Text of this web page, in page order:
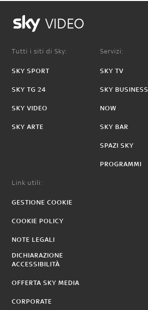
VIDEO
Tutti i siti di Sky:
SKY SPORT
SKY TG 24
SKY VIDEO
SKY ARTE
Servizi:
SKY TV
SKY BUSINESS
NOW
SKY BAR
SPAZI SKY
PROGRAMMI
Link utili:
GESTIONE COOKIE
COOKIE POLICY
NOTE LEGALI
DICHIARAZIONE
ACCESSIBILITÀ
OFFERTA SKY MEDIA
CORPORATE